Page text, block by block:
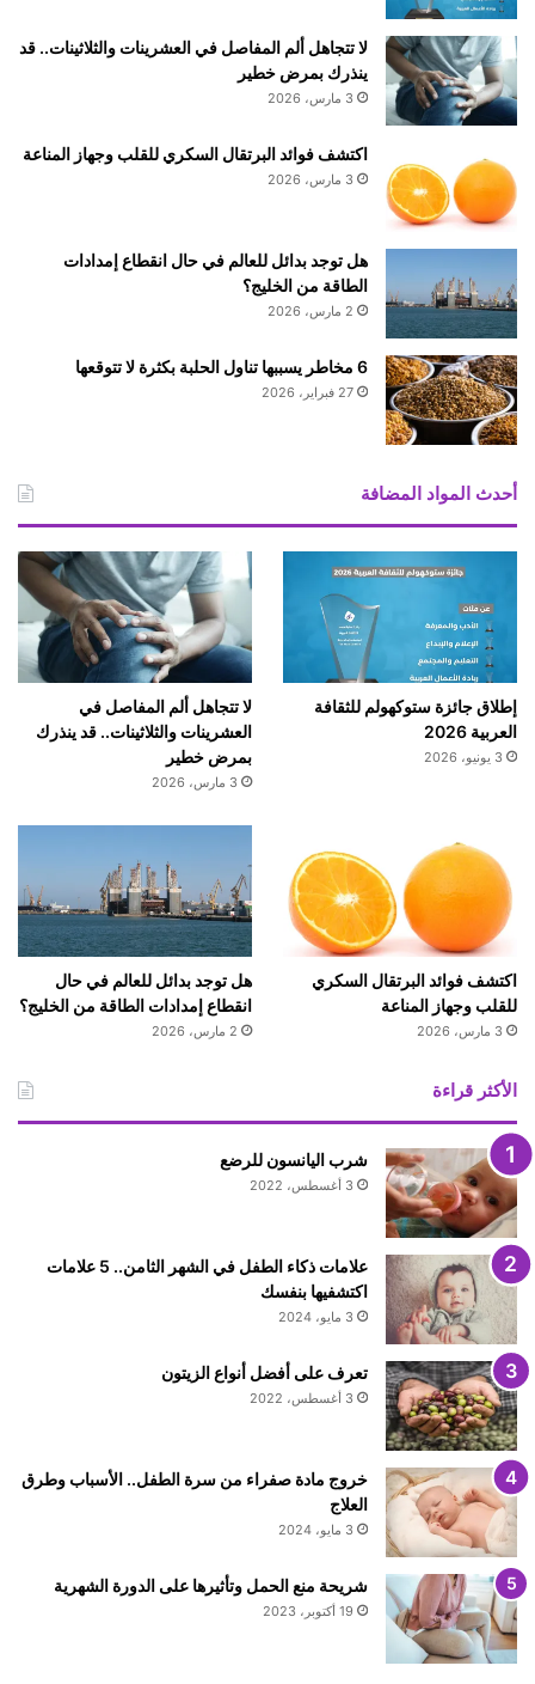
لا تتجاهل ألم المفاصل في العشرينات والثلاثينات.. قد
ينذرك بمرض خطير
3 مارس، 2026
اكتشف فوائد البرتقال السكري للقلب وجهاز المناعة
3 مارس، 2026
هل توجد بدائل للعالم في حال انقطاع إمدادات
الطاقة من الخليج؟
2 مارس، 2026
6 مخاطر يسببها تناول الحلبة بكثرة لا تتوقعها
27 فبراير، 2026
أحدث المواد المضافة
إطلاق جائزة ستوكهولم للثقافة
العربية 2026
3 يونيو، 2026
لا تتجاهل ألم المفاصل في
العشرينات والثلاثينات.. قد ينذرك
بمرض خطير
3 مارس، 2026
اكتشف فوائد البرتقال السكري
للقلب وجهاز المناعة
3 مارس، 2026
هل توجد بدائل للعالم في حال
انقطاع إمدادات الطاقة من الخليج؟
2 مارس، 2026
الأكثر قراءة
شرب اليانسون للرضع
3 أغسطس، 2022
علامات ذكاء الطفل في الشهر الثامن.. 5 علامات
اكتشفيها بنفسك
3 مايو، 2024
تعرف على أفضل أنواع الزيتون
3 أغسطس، 2022
خروج مادة صفراء من سرة الطفل.. الأسباب وطرق
العلاج
3 مايو، 2024
شريحة منع الحمل وتأثيرها على الدورة الشهرية
19 أكتوبر، 2023